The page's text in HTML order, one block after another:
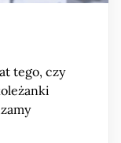
tego, czy